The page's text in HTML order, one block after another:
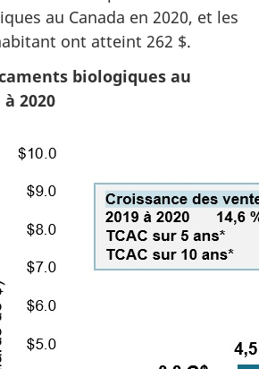
au Canada en 2020, et les
ont atteint 262 $.
biologiques au
à 2020